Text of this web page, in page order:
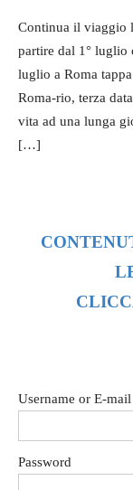
Continua il viaggio
partire dal 1° luglio
luglio a Roma
Roma-rio, terza
vita ad una lunga
[…]
Username or E-mail
Password